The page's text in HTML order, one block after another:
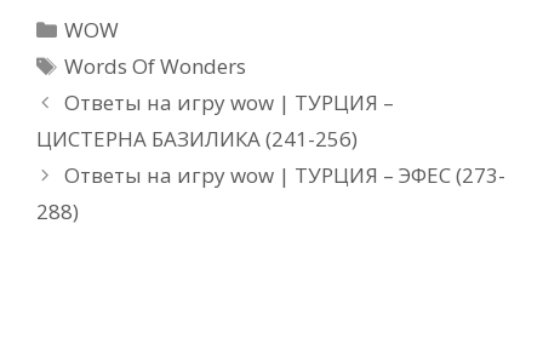
Рубрики
WOW
Метки
Words Of Wonders
Ответы на игру wow | ТУРЦИЯ –
ЦИСТЕРНА БАЗИЛИКА (241-256)
Ответы на игру wow | ТУРЦИЯ – ЭФЕС (273-
288)